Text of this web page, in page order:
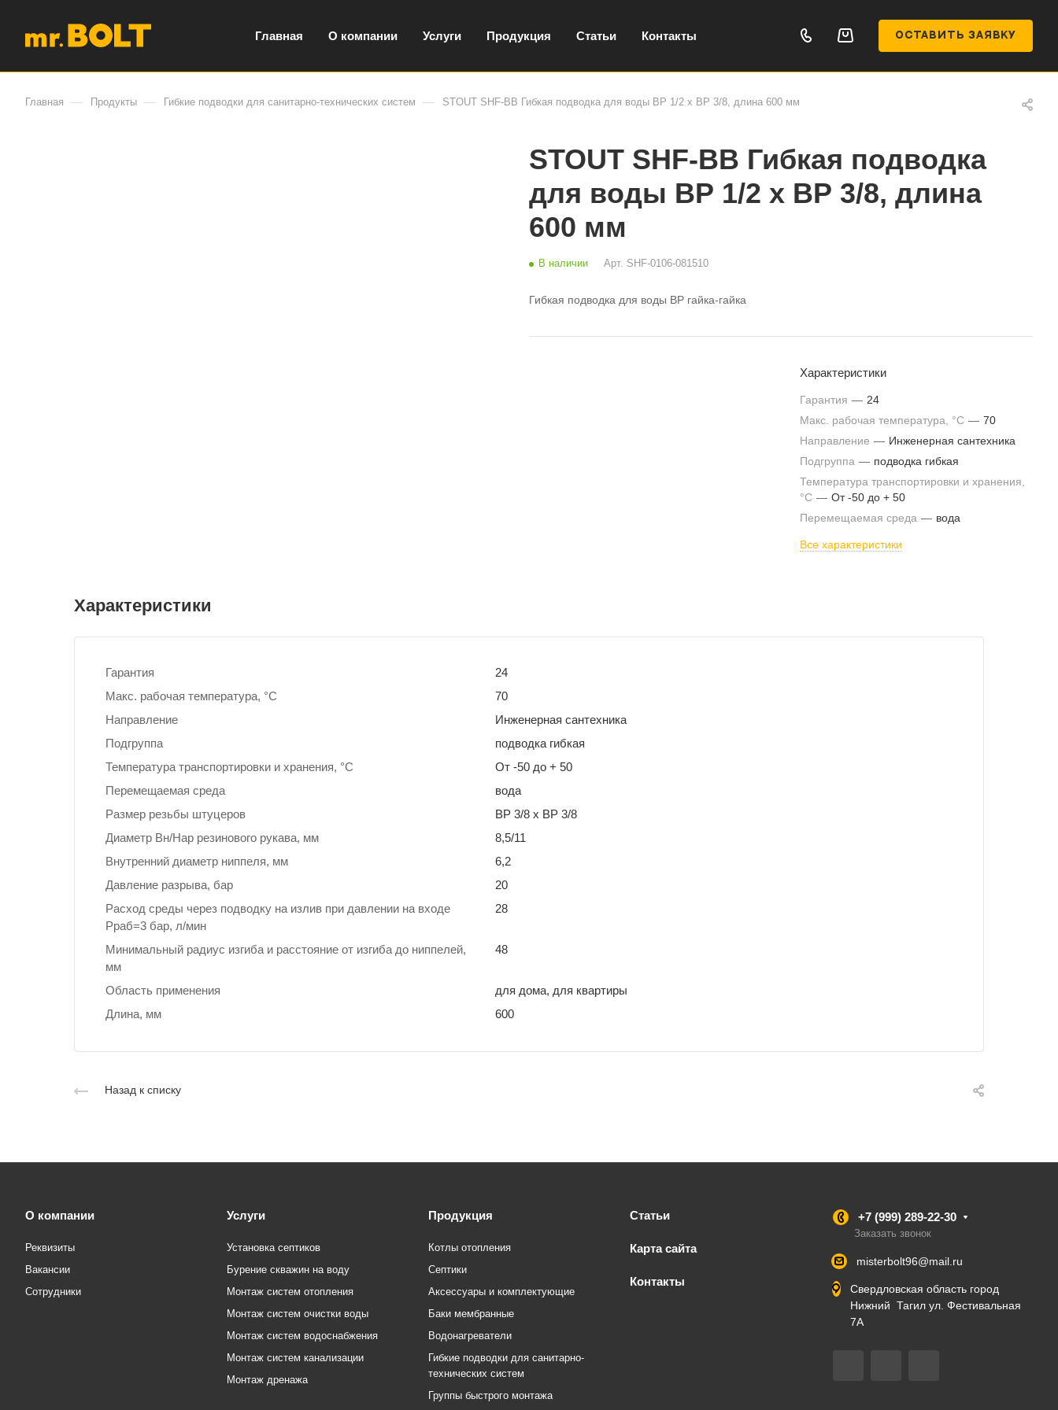
Главная О компании Услуги Продукция Статьи Контакты ОСТАВИТЬ ЗАЯВКУ
Главная — Продукты — Гибкие подводки для санитарно-технических систем — STOUT SHF-ВВ Гибкая подводка для воды ВР 1/2 х ВР 3/8, длина 600 мм
STOUT SHF-ВВ Гибкая подводка
для воды ВР 1/2 х ВР 3/8, длина
600 мм
В наличии Арт. SHF-0106-081510
Гибкая подводка для воды ВР гайка-гайка
Характеристики
Гарантия — 24
Макс. рабочая температура, °С — 70
Направление — Инженерная сантехника
Подгруппа — подводка гибкая
Температура транспортировки и хранения,
°С — От -50 до + 50
Перемещаемая среда — вода
Все характеристики
Характеристики
Гарантия
24
Макс. рабочая температура, °С
70
Направление
Инженерная сантехника
Подгруппа
подводка гибкая
Температура транспортировки и хранения, °С
От -50 до + 50
Перемещаемая среда
вода
Размер резьбы штуцеров
ВР 3/8 х ВР 3/8
Диаметр Вн/Нар резинового рукава, мм
8,5/11
Внутренний диаметр ниппеля, мм
6,2
Давление разрыва, бар
20
Расход среды через подводку на излив при давлении на входе
Рраб=3 бар, л/мин
28
Минимальный радиус изгиба и расстояние от изгиба до ниппелей,
мм
48
Область применения
для дома, для квартиры
Длина, мм
600
Назад к списку
О компании
Реквизиты
Вакансии
Сотрудники
Услуги
Установка септиков
Бурение скважин на воду
Монтаж систем отопления
Монтаж систем очистки воды
Монтаж систем водоснабжения
Монтаж систем канализации
Монтаж дренажа
Продукция
Котлы отопления
Септики
Аксессуары и комплектующие
Баки мембранные
Водонагреватели
Гибкие подводки для санитарно-
технических систем
Группы быстрого монтажа
Статьи
Карта сайта
Контакты
+7 (999) 289-22-30
Заказать звонок
misterbolt96@mail.ru
Свердловская область город
Нижний Тагил ул. Фестивальная
7А